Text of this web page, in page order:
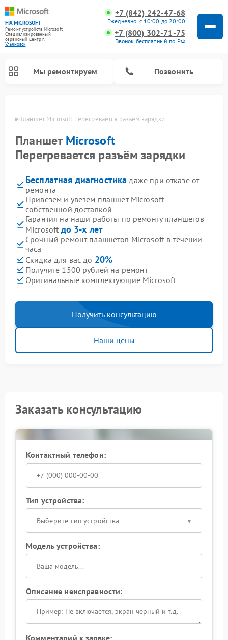
FIX-MICROSOFT
Ремонт устройств Microsoft
Специализированный
cервисный центр г.
Ульяновск
+7 (842) 242-47-68
Ежедневно, с 10:00 до 20:00
+7 (800) 302-71-75
Звонок бесплатный по РФ
Мы ремонтируем Позвонить
Планшет Microsoft перегревается разъём зарядки
Планшет Microsoft
Перегревается разъём зарядки
Бесплатная диагностика даже при отказе от
ремонта
Привезем и увезем планшет Microsoft
собственной доставкой
Гарантия на наши работы по ремонту планшетов
Microsoft до 3-х лет
Срочный ремонт планшетов Microsoft в течении
часа
Скидка для вас до 20%
Получите 1500 рублей на ремонт
Оригинальные комплектующие Microsoft
Получить консультацию
Наши цены
Заказать консультацию
Контактный телефон:
Тип устройства:
Выберите тип устройства
Модель устройства:
Описание неисправности: